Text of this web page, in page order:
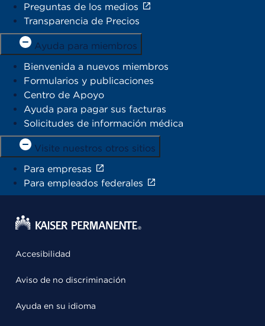
Preguntas de los medios
Transparencia de Precios
Ayuda para miembros
Bienvenida a nuevos miembros
Formularios y publicaciones
Centro de Apoyo
Ayuda para pagar sus facturas
Solicitudes de información médica
Visite nuestros otros sitios
Para empresas
Para empleados federales
Accesibilidad
Aviso de no discriminación
Ayuda en su idioma